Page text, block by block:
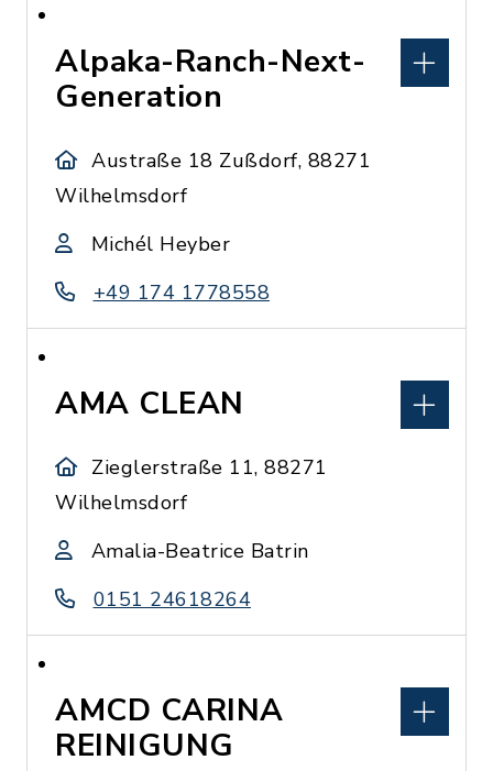
Alpaka-Ranch-Next-
Generation
Austraße 18 Zußdorf, 88271
Wilhelmsdorf
Michél Heyber
+49 174 1778558
AMA CLEAN
Zieglerstraße 11, 88271
Wilhelmsdorf
Amalia-Beatrice Batrin
0151 24618264
AMCD CARINA
REINIGUNG